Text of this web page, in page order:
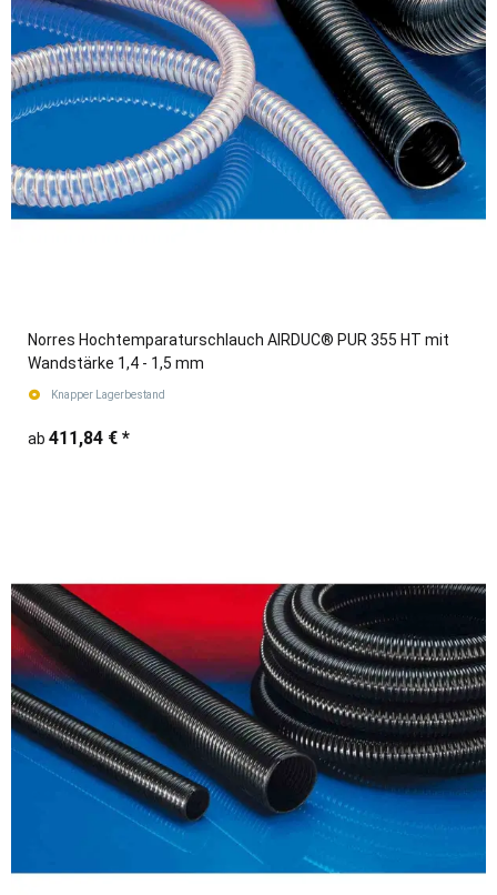
Norres Hochtemparaturschlauch AIRDUC® PUR 355 HT mit
Wandstärke 1,4 - 1,5 mm
Knapper Lagerbestand
ab 411,84 € *